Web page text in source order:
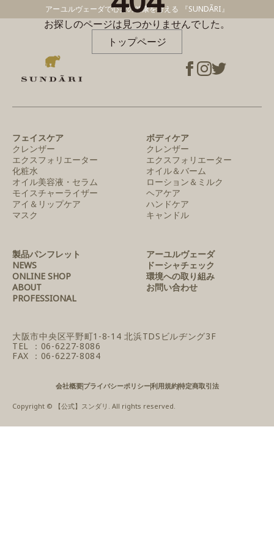
アーユルヴェーダで心身の健康を考える 『SUNDÃRI』
お探しのページは見つかりませんでした。
トップページ
フェイスケア
クレンザー
エクスフォリエーター
化粧水
オイル美容液・セラム
モイスチャーライザー
アイ＆リップケア
マスク
ボディケア
クレンザー
エクスフォリエーター
オイル＆バーム
ローション＆ミルク
ヘアケア
ハンドケア
キャンドル
製品パンフレット
NEWS
ONLINE SHOP
ABOUT
PROFESSIONAL
アーユルヴェーダ
ドーシャチェック
環境への取り組み
お問い合わせ
大阪市中央区平野町1-8-14 北浜TDSビルヂング3F
TEL ：06-6227-8086
FAX ：06-6227-8084
会社概要プライバシーポリシー利用規約特定商取引法
Copyright © 【公式】スンダリ. All rights reserved.